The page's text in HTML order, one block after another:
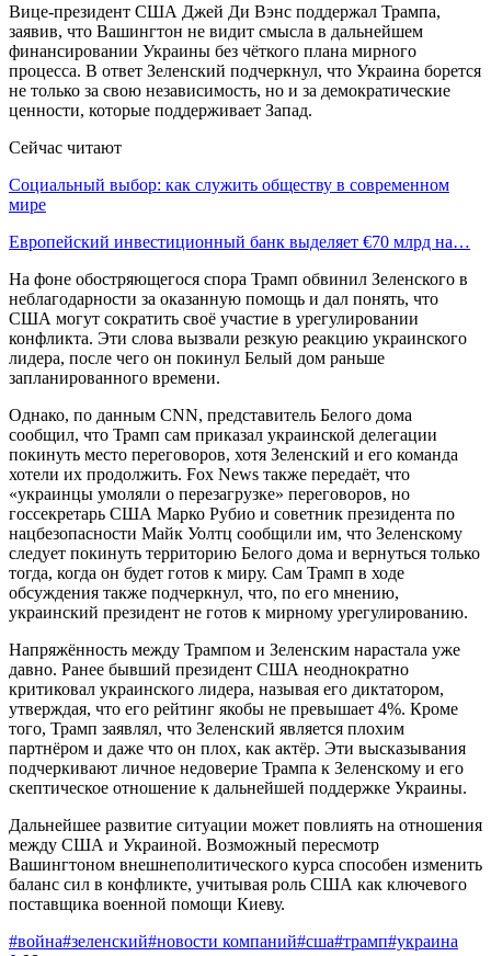
Вице-президент США Джей Ди Вэнс поддержал Трампа,
заявив, что Вашингтон не видит смысла в дальнейшем
финансировании Украины без чёткого плана мирного
процесса. В ответ Зеленский подчеркнул, что Украина борется
не только за свою независимость, но и за демократические
ценности, которые поддерживает Запад.
Сейчас читают
Социальный выбор: как служить обществу в современном
мире
Европейский инвестиционный банк выделяет €70 млрд на…
На фоне обостряющегося спора Трамп обвинил Зеленского в
неблагодарности за оказанную помощь и дал понять, что
США могут сократить своё участие в урегулировании
конфликта. Эти слова вызвали резкую реакцию украинского
лидера, после чего он покинул Белый дом раньше
запланированного времени.
Однако, по данным CNN, представитель Белого дома
сообщил, что Трамп сам приказал украинской делегации
покинуть место переговоров, хотя Зеленский и его команда
хотели их продолжить. Fox News также передаёт, что
«украинцы умоляли о перезагрузке» переговоров, но
госсекретарь США Марко Рубио и советник президента по
нацбезопасности Майк Уолтц сообщили им, что Зеленскому
следует покинуть территорию Белого дома и вернуться только
тогда, когда он будет готов к миру. Сам Трамп в ходе
обсуждения также подчеркнул, что, по его мнению,
украинский президент не готов к мирному урегулированию.
Напряжённость между Трампом и Зеленским нарастала уже
давно. Ранее бывший президент США неоднократно
критиковал украинского лидера, называя его диктатором,
утверждая, что его рейтинг якобы не превышает 4%. Кроме
того, Трамп заявлял, что Зеленский является плохим
партнёром и даже что он плох, как актёр. Эти высказывания
подчеркивают личное недоверие Трампа к Зеленскому и его
скептическое отношение к дальнейшей поддержке Украины.
Дальнейшее развитие ситуации может повлиять на отношения
между США и Украиной. Возможный пересмотр
Вашингтоном внешнеполитического курса способен изменить
баланс сил в конфликте, учитывая роль США как ключевого
поставщика военной помощи Киеву.
#война#зеленский#новости компаний#сша#трамп#украина